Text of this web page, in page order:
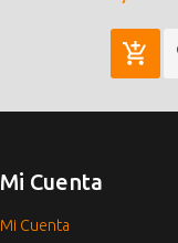
Mi Cuenta
Mi Cuenta